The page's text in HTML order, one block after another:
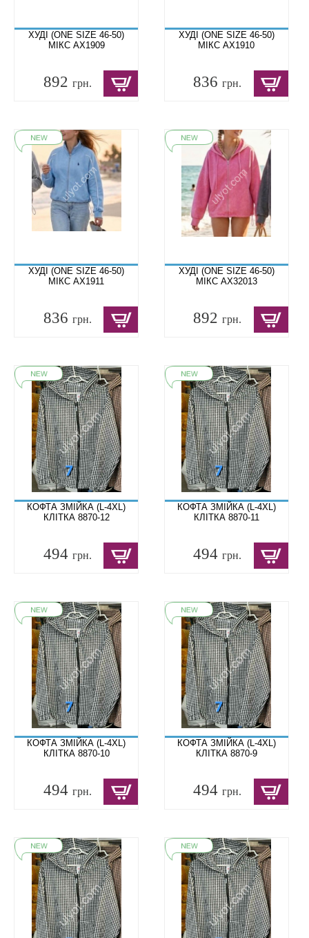
ХУДІ (ONE SIZE 46-50)
МІКС AX1909
892 грн.
ХУДІ (ONE SIZE 46-50)
МІКС AX1910
836грн.
ХУДІ (ONE SIZE 46-50)
МІКС AX1911
836 грн.
ХУДІ (ONE SIZE 46-50)
МІКС AX32013
892грн.
КОФТА ЗМІЙКА (L-4XL)
КЛІТКА 8870-12
494 грн.
КОФТА ЗМІЙКА (L-4XL)
КЛІТКА 8870-11
494грн.
КОФТА ЗМІЙКА (L-4XL)
КЛІТКА 8870-10
494 грн.
КОФТА ЗМІЙКА (L-4XL)
КЛІТКА 8870-9
494грн.